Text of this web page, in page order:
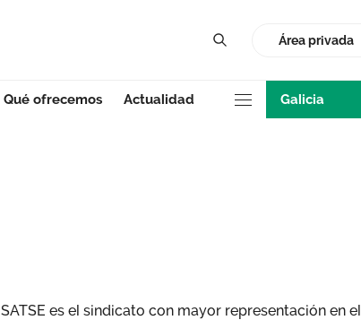
Área privada
Qué ofrecemos Actualidad Galicia
SATSE es el sindicato con mayor representación en el